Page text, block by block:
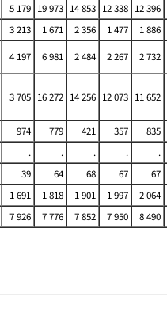
5 179 19 973 14 853 12 338 12 396
3 213 1 671 2 356 1 477 1 886
4 197 6 981 2 484 2 267 2 732
3 705 16 272 14 256 12 073 11 652
974 779 421 357 835
. . . . .
39 64 68 67 67
1 691 1 818 1 901 1 997 2 064
7 926 7 776 7 852 7 950 8 490